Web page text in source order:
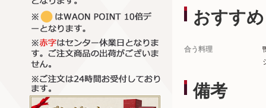
おすすめ
合う料理
備考